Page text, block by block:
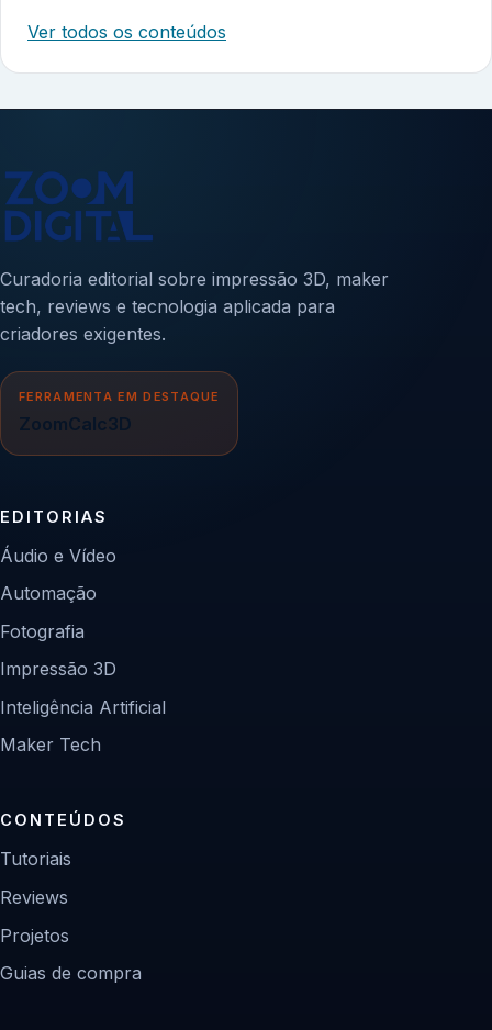
Ver todos os conteúdos
Curadoria editorial sobre impressão 3D, maker
tech, reviews e tecnologia aplicada para
criadores exigentes.
FERRAMENTA EM DESTAQUE
ZoomCalc3D
EDITORIAS
Áudio e Vídeo
Automação
Fotografia
Impressão 3D
Inteligência Artificial
Maker Tech
CONTEÚDOS
Tutoriais
Reviews
Projetos
Guias de compra